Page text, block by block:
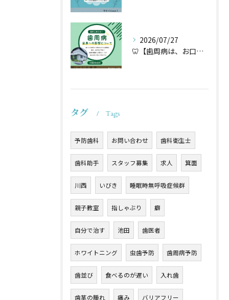
2026/07/27
🦷【歯周病は、お口だけの病気ではないかもしれません】🌿
タグ Tags
予防歯科 お問い合わせ 歯科衛生士
歯科助手 スタッフ募集 求人 箕面
川西 いびき 睡眠時無呼吸症候群
親子教室 指しゃぶり 癖
自分で治す 池田 歯医者
ホワイトニング 虫歯予防 歯周病予防
歯並び 食べるのが遅い 入れ歯
歯茎の腫れ 痛み バリアフリー